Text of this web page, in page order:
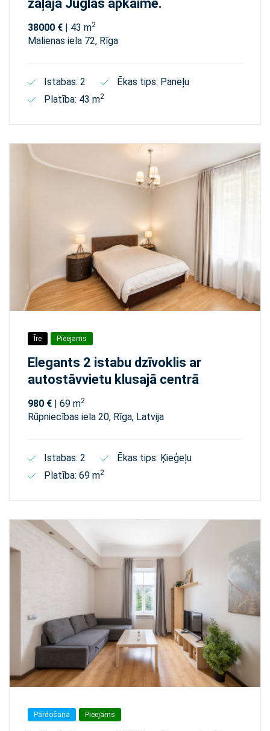
zaļajā Juglas apkaimē.
38000 € | 43 m2
Malienas iela 72, Rīga
Istabas: 2
Ēkas tips: Paneļu
Platība: 43 m2
Īre Pieejams
Elegants 2 istabu dzīvoklis ar
autostāvvietu klusajā centrā
980 € | 69 m2
Rūpniecības iela 20, Rīga, Latvija
Istabas: 2
Ēkas tips: Ķieģeļu
Platība: 69 m2
Pārdošana Pieejams